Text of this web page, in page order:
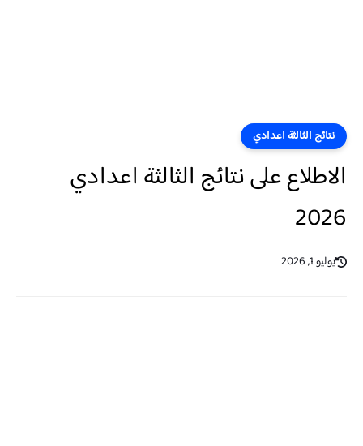
نتائج الثالثة اعدادي
الاطلاع على نتائج الثالثة اعدادي
2026
يوليو 1, 2026